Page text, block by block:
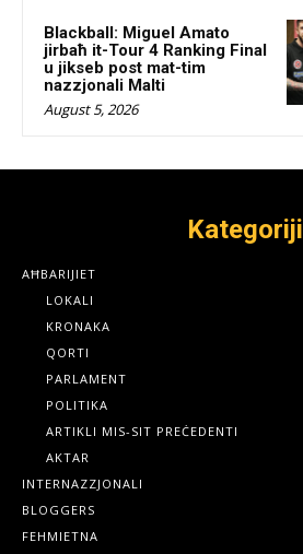
Blackball: Miguel Amato
jirbaħ it-Tour 4 Ranking Final
u jikseb post mat-tim
nazzjonali Malti
August 5, 2026
Kategoriji
AĦBARIJIET
LOKALI
KRONAKA
QORTI
PARLAMENT
POLITIKA
ARTIKLI MIS-SIT PREĊEDENTI
AKTAR
INTERNAZZJONALI
BLOGGERS
FEHMIETNA